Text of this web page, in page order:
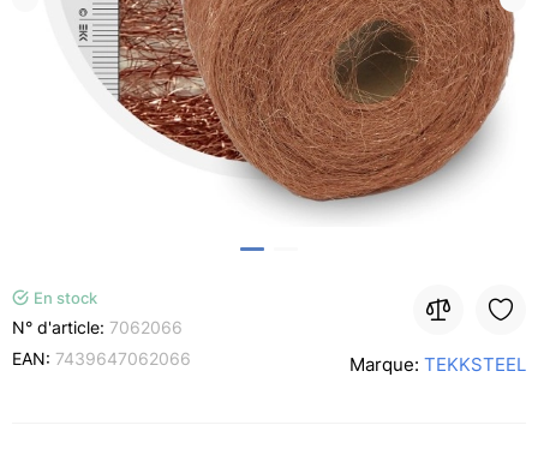
En stock
N° d'article: 7062066
EAN: 7439647062066 Marque: TEKKSTEEL